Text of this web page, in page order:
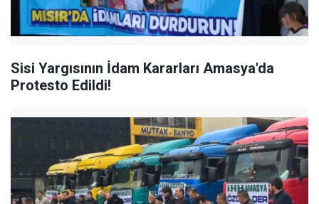
Sisi Yargısının İdam Kararları Amasya'da
Protesto Edildi!